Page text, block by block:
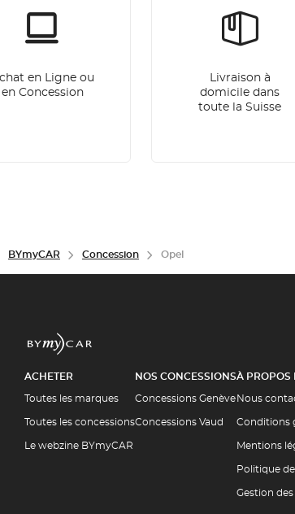
en Ligne ou
en Concession
Livraison à
domicile dans
toute la Suisse
BYmyCAR Concession Opel
ACHETER
Toutes les marques
Toutes les concessions
Le webzine BYmyCAR
NOS CONCESSIONS
Concessions Genève
Concessions Vaud
À PROPOS
Nous
Conditions
Mentions
Politique
Gestion